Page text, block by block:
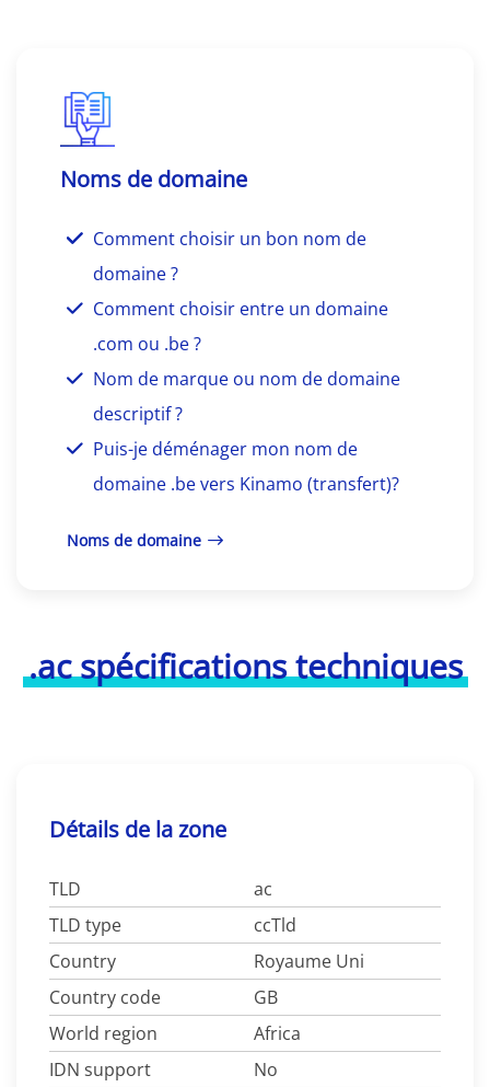
Noms de domaine
Comment choisir un bon nom de
domaine ?
Comment choisir entre un domaine
.com ou .be ?
Nom de marque ou nom de domaine
descriptif ?
Puis-je déménager mon nom de
domaine .be vers Kinamo (transfert)?
Noms de domaine
.ac spécifications techniques
Détails de la zone
TLD
ac
TLD type
ccTld
Country
Royaume Uni
Country code
GB
World region
Africa
IDN support
No